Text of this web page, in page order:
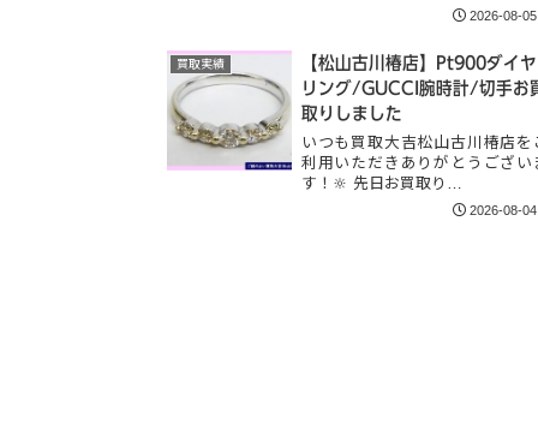
2026-08-05
買取実績
【松山古川椿店】Pt900ダイヤ
リング/GUCCI腕時計/切手お
取りしました
いつも買取大吉松山古川椿店を
利用いただきありがとうござい
す！🔆 先日お買取り…
2026-08-04